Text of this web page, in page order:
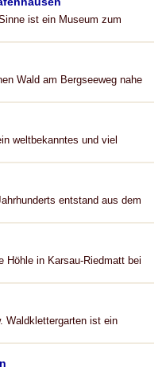
ist ein Museum zum
Wald am Bergseeweg nahe
weltbekanntes und viel
entstand aus dem
Höhle in Karsau-Riedmatt bei
Waldklettergarten ist ein